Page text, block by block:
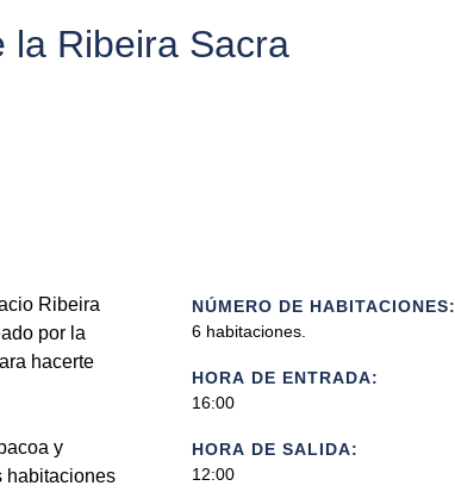
la Ribeira Sacra
Ribeira
por la
hacerte
y
habitaciones
NÚMERO DE HABITACIONES:
6 habitaciones.
HORA DE ENTRADA:
16:00
HORA DE SALIDA:
12:00